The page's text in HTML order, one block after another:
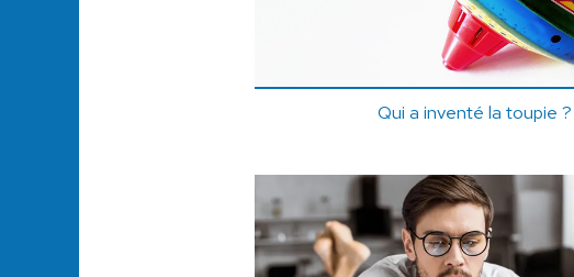
Qui a inventé la toupie ?